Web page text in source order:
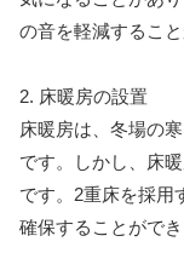
の音を軽減すること
2. 床暖房の設置
床暖房は、冬場の
です。しかし、床
です。2重床を採用
確保することができ